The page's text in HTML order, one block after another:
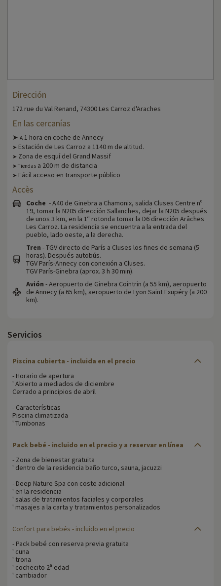
Dirección
172 rue du Val Renand, 74300 Les Carroz d'Araches
En las cercanías
➤ A 1 hora en coche de Annecy
➤ Estación de Les Carroz a 1140 m de altitud.
➤ Zona de esquí del Grand Massif
➤ Tiendas a 200 m de distancia
➤ Fácil acceso en transporte público
Accès
Coche - A40 de Ginebra a Chamonix, salida Cluses Centre nº
19, tomar la N205 dirección Sallanches, dejar la N205 después
de unos 3 km, en la 1ª rotonda tomar la D6 dirección Arâches
Les Carroz. La residencia se encuentra a la entrada del
pueblo, lado oeste, a la derecha.
Tren - TGV directo de París a Cluses los fines de semana (5
horas). Después autobús.
TGV París-Annecy con conexión a Cluses.
TGV París-Ginebra (aprox. 3 h 30 min).
Avión - Aeropuerto de Ginebra Cointrin (a 55 km), aeropuerto
de Annecy (a 65 km), aeropuerto de Lyon Saint Exupéry (a 200
km).
Servicios
Piscina cubierta - incluida en el precio
- Horario de apertura
' Abierto a mediados de diciembre
Cerrado a principios de abril
- Características
Piscina climatizada
' Tumbonas
Pack bebé - incluido en el precio y a reservar en línea
- Zona de bienestar gratuita
' dentro de la residencia baño turco, sauna, jacuzzi
- Deep Nature Spa con coste adicional
' en la residencia
' salas de tratamientos faciales y corporales
' masajes a la carta y tratamientos personalizados
Confort para bebés - incluido en el precio
- Pack bebé con reserva previa gratuita
' cuna
' trona
' cochecito 2ª edad
' cambiador